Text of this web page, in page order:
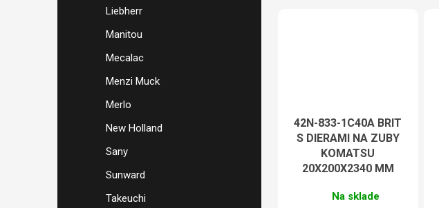
Liebherr
Manitou
Mecalac
Menzi Muck
Merlo
New Holland
Sany
Sunward
Takeuchi
42N-833-1C40A BRIT
S DIERAMI NA ZUBY
KOMATSU
20X200X2340 MM
Na sklade